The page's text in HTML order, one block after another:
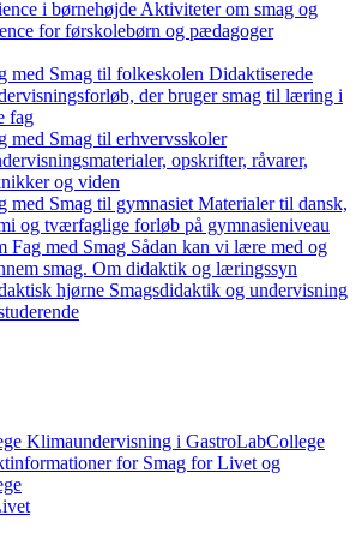
i børnehøjde Aktiviteter om smag og
for førskolebørn og pædagoger
med Smag til folkeskolen Didaktiserede
der bruger smag til læring i
fag
med Smag til erhvervsskoler
opskrifter, råvarer,
og viden
med Smag til gymnasiet Materialer til dansk,
og tværfaglige forløb på gymnasieniveau
Fag med Smag Sådan kan vi lære med og
smag. Om didaktik og læringssyn
hjørne Smagsdidaktik og undervisning
Klimaundervisning i GastroLabCollege
for Smag for Livet og